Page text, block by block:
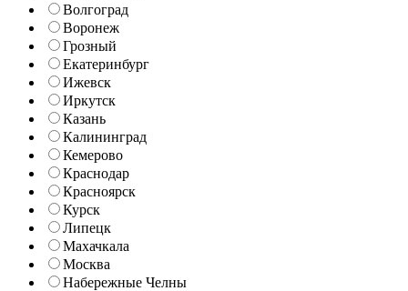
Волгоград
Воронеж
Грозный
Екатеринбург
Ижевск
Иркутск
Казань
Калининград
Кемерово
Краснодар
Красноярск
Курск
Липецк
Махачкала
Москва
Набережные Челны